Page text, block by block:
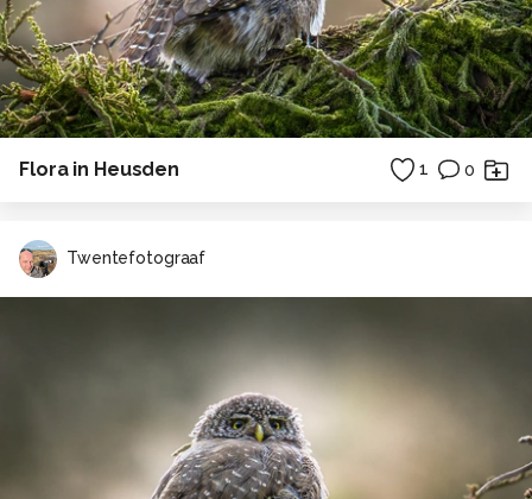
Flora in Heusden 1 0
Twentefotograaf